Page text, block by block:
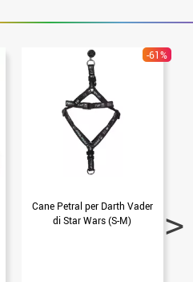
-61%
Cane Petral per Darth Vader
di Star Wars (S-M)